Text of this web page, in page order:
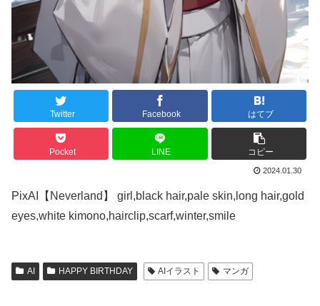
Twitter Facebook はてブ
Pocket LINE コピー
2024.01.30
PixAI【Neverland】 girl,black hair,pale skin,long hair,gold
eyes,white kimono,hairclip,scarf,winter,smile
AI HAPPY BIRTHDAY AIイラスト マンガ